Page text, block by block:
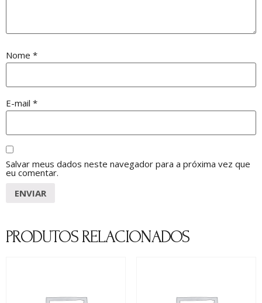
Nome *
E-mail *
Salvar meus dados neste navegador para a próxima vez que
eu comentar.
PRODUTOS RELACIONADOS